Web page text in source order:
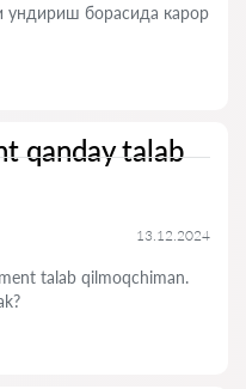
ундириш борасида карор
qanday talab
13.12.2024
talab qilmoqchiman.